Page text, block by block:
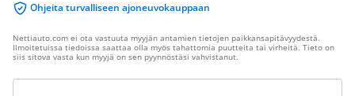
Ohjeita turvalliseen ajoneuvokauppaan
Nettiauto.com ei ota vastuuta myyjän antamien tietojen paikkansapitävyydestä.
Ilmoitetuissa tiedoissa saattaa olla myös tahattomia puutteita tai virheitä. Tieto on
siis sitova vasta kun myyjä on sen pyynnöstäsi vahvistanut.